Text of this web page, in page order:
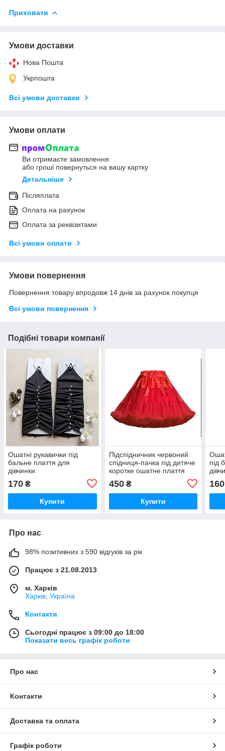
Приховати
Умови доставки
Нова Пошта
Укрпошта
Всі умови доставки
Умови оплати
Ви отримаєте замовлення
або гроші повернуться на вашу картку
Детальніше
Післяплата
Оплата на рахунок
Оплата за реквізитами
Всі умови оплати
Умови повернення
Повернення товару впродовж 14 днів за рахунок покупця
Всі умови повернення
Подібні товари компанії
Ошатні рукавички під
бальне плаття для
дівчинки.
170 ₴
Купити
Підспідничник червоний
спідниця-пачка під дитяче
коротке ошатне плаття
450₴
Купити
під
160
Про нас
98% позитивних з 590 відгуків за рік
Працює з 21.08.2013
м. Харків
Харків, Україна
Контакти
Сьогодні працює з 09:00 до 18:00
Показати весь графік роботи
Про нас
Контакти
Доставка та оплата
Графік роботи